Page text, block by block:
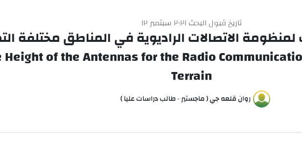
تاريخ قبول البحث ٢٠٢١ سبتمبر ١٢
لمنظومة الاتصالات الراديوية في المناطق مختلفة
of the Antennas for the Radio
Terrain
روان قلعه جي ( ماجستير - طالب دراسات عليا )